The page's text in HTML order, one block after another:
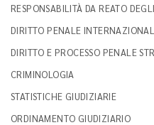
RESPONSABILITÀ DA REATO
DIRITTO PENALE
DIRITTO E PROCESSO PENALE
CRIMINOLOGIA
STATISTICHE GIUDIZIARIE
ORDINAMENTO GIUDIZIARIO